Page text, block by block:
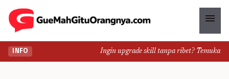
menu
INFO Ingin upgrade skill tanpa ribet? Temukan